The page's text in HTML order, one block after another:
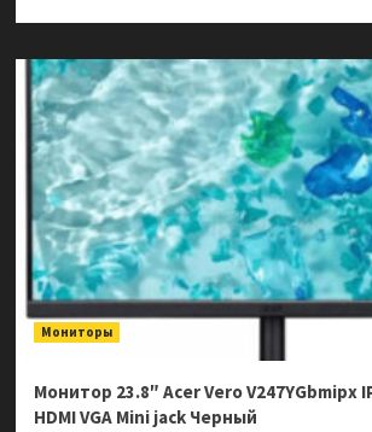
Мониторы
Монитор 23.8″ Acer Vero V247YGbmipx
HDMI VGA Mini jack Черный